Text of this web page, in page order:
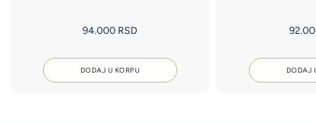
94.000 RSD
DODAJ U KORPU DODAJ